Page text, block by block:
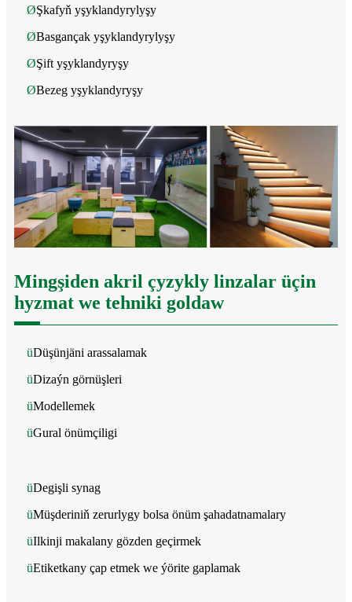
ØŞkafyň yşyklandyrylyşy
ØBasgançak yşyklandyrylyşy
ØŞift yşyklandyryşy
ØBezeg yşyklandyryşy
Mingşiden akril çyzykly linzalar üçin
hyzmat we tehniki goldaw
üDüşünjäni arassalamak
üDizaýn görnüşleri
üModellemek
üGural önümçiligi
üDegişli synag
üMüşderiniň zerurlygy bolsa önüm şahadatnamalary
üIlkinji makalany gözden geçirmek
üEtiketkany çap etmek we ýörite gaplamak